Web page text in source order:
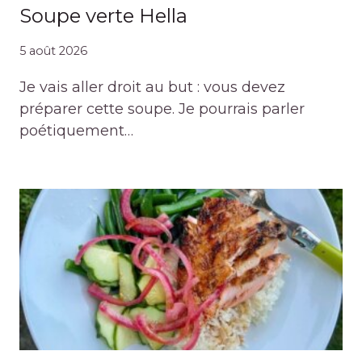
Soupe verte Hella
5 août 2026
Je vais aller droit au but : vous devez
préparer cette soupe. Je pourrais parler
poétiquement…